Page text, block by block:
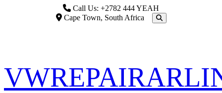
Call Us: +2782 444 YEAH
Cape Town, South Africa